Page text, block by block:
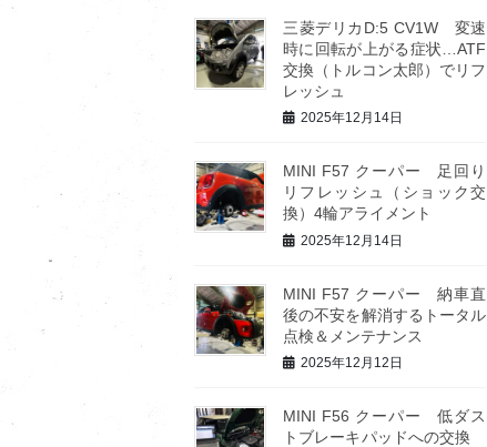
三菱デリカD:5 CV1W 変速
時に回転が上がる症状…ATF
交換（トルコン太郎）でリフ
レッシュ
2025年12月14日
MINI F57 クーパー 足回り
リフレッシュ（ショック交
換）4輪アライメント
2025年12月14日
MINI F57 クーパー 納車直
後の不安を解消するトータル
点検＆メンテナンス
2025年12月12日
MINI F56 クーパー 低ダス
トブレーキパッドへの交換